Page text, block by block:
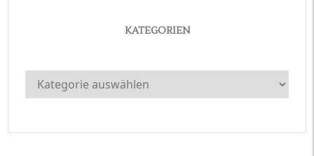
KATEGORIEN
Kategorien